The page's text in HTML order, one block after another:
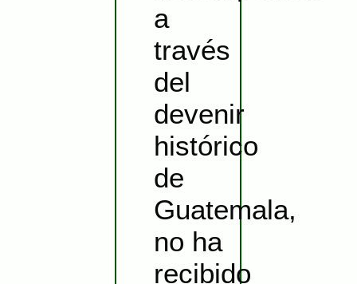
a
través
del
devenir
histórico
de
Guatemala,
no ha
recibido